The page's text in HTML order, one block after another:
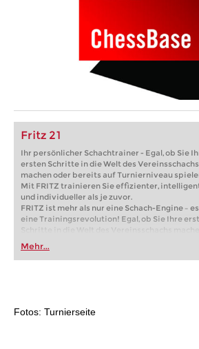
Fritz 21
Ihr persönlicher Schachtrainer - Egal, ob Sie
ersten Schritte in die Welt des Vereinsschachs
machen oder bereits auf Turnierniveau
Mit FRITZ trainieren Sie effizienter,
und individueller als je zuvor.
FRITZ ist mehr als nur eine Schach-Engine –
eine Trainingsrevolution! Egal, ob Sie Ihre
Schritte in die Welt des Vereinsschachs machen
oder bereits auf Turnierniveau spielen: Mit
FRITZ trainieren Sie effizienter, intelligenter
individueller als je zuvor.
Mehr...
Fotos: Turnierseite